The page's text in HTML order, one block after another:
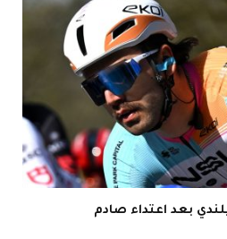
بعد اعتداء صادم